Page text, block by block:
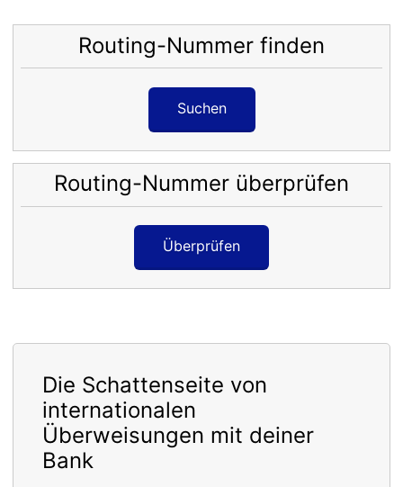
Routing-Nummer finden
Suchen
Routing-Nummer überprüfen
Überprüfen
Die Schattenseite von
internationalen
Überweisungen mit deiner
Bank